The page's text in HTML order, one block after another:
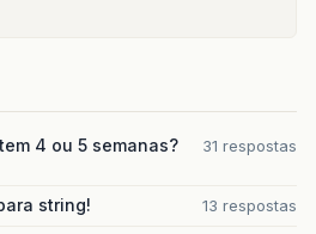
4 ou 5 semanas?
31 respostas
string! 13 respostas